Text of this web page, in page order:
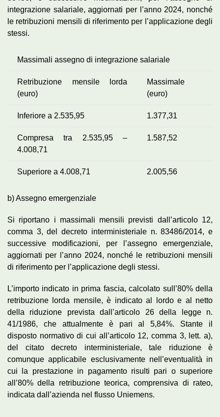
integrazione salariale, aggiornati per l’anno 2024, nonché
le retribuzioni mensili di riferimento per l’applicazione degli
stessi.
Massimali assegno di integrazione salariale
Retribuzione mensile lorda
(euro)
Massimale
(euro)
Inferiore a 2.535,95 1.377,31
Compresa tra 2.535,95 –
4.008,71
1.587,52
Superiore a 4.008,71 2.005,56
b) Assegno emergenziale
Si riportano i massimali mensili previsti dall’articolo 12,
comma 3, del decreto interministeriale n. 83486/2014, e
successive modificazioni, per l’assegno emergenziale,
aggiornati per l’anno 2024, nonché le retribuzioni mensili
di riferimento per l’applicazione degli stessi.
L’importo indicato in prima fascia, calcolato sull’80% della
retribuzione lorda mensile, è indicato al lordo e al netto
della riduzione prevista dall’articolo 26 della legge n.
41/1986, che attualmente è pari al 5,84%. Stante il
disposto normativo di cui all’articolo 12, comma 3, lett. a),
del citato decreto interministeriale, tale riduzione è
comunque applicabile esclusivamente nell’eventualità in
cui la prestazione in pagamento risulti pari o superiore
all’80% della retribuzione teorica, comprensiva di rateo,
indicata dall’azienda nel flusso Uniemens.